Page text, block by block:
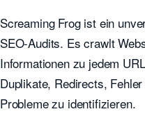
Screaming Frog ist ein
SEO-Audits. Es crawlt
Informationen zu jedem
Duplikate, Redirects,
Probleme zu identifizieren.